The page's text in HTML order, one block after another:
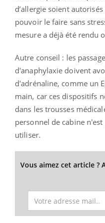
d’allergie soient
pouvoir le faire sans
mesure a déjà été rendu
Autre conseil : les
d'anaphylaxie doivent
d'adrénaline, comme un
main, car ces dispositifs
dans les trousses
personnel de cabine
utiliser.
Vous aimez cet article ?